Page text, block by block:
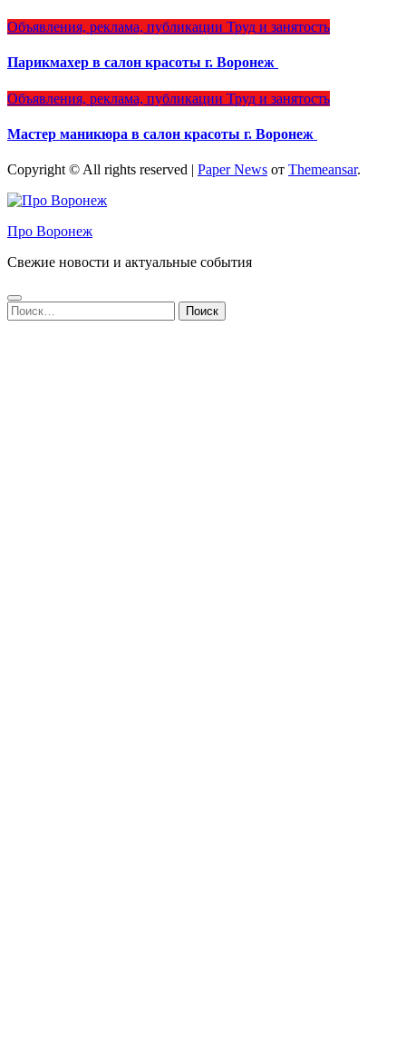
Объявления, реклама, публикации Труд и занятость
Парикмахер в салон красоты г. Воронеж
Объявления, реклама, публикации Труд и занятость
Мастер маникюра в салон красоты г. Воронеж
Copyright © All rights reserved | Paper News от Themeansar.
Про Воронеж
Свежие новости и актуальные события
Найти: